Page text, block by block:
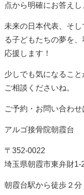
点から明確にお答えし
未来の日本代表、そ
る子どもたちの夢を
応援します！
少しでも気になるこ
ご相談くださいね。
ご予約・お問い合わ
アルゴ接骨院朝霞台
〒352-0022
埼玉県朝霞市東弁財
朝霞台駅から徒歩２